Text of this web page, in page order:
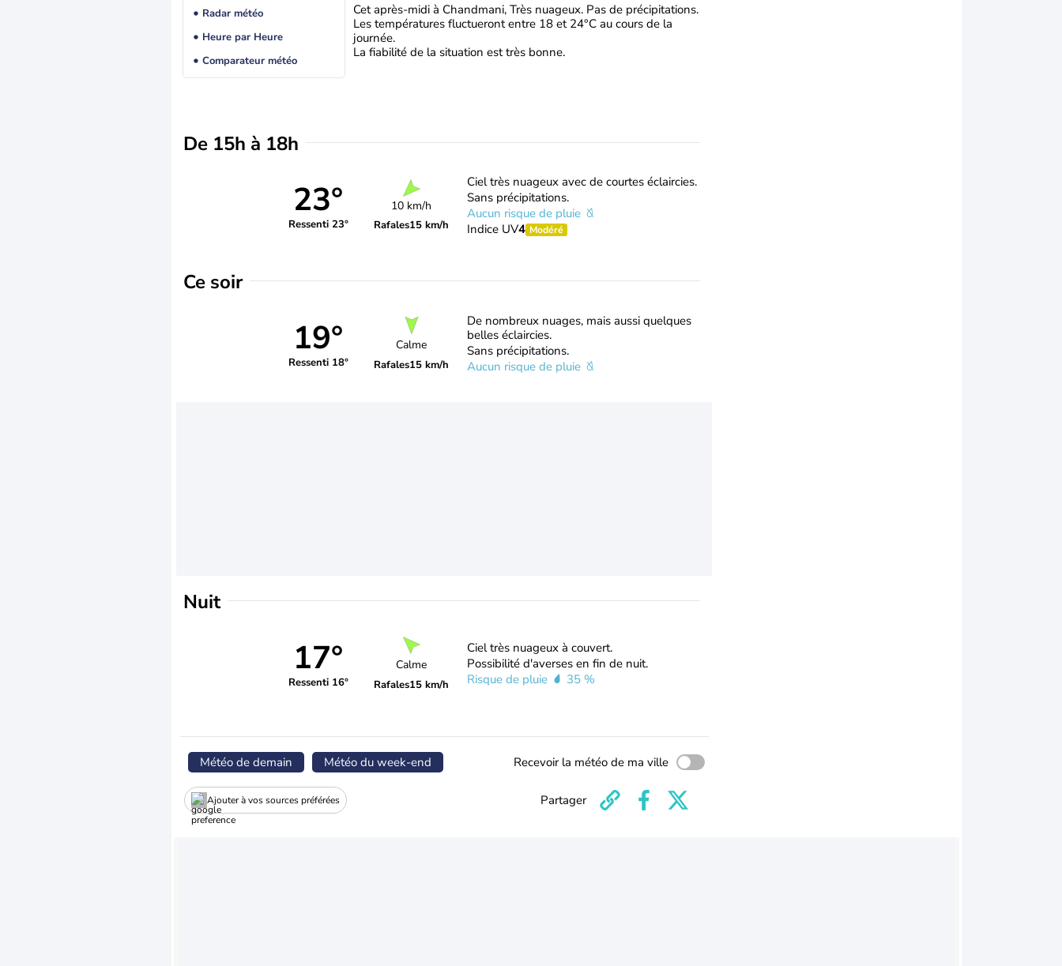
Radar météo
Heure par Heure
Comparateur météo
Cet après-midi à Chandmani, Très nuageux. Pas de précipitations.
Les températures fluctueront entre 18 et 24°C au cours de la
journée.
La fiabilité de la situation est très bonne.
De 15h à 18h
23°
Ressenti 23°
10 km/h
Rafales15 km/h
Ciel très nuageux avec de courtes éclaircies.
Sans précipitations.
Aucun risque de pluie
Indice UV4 Modéré
Ce soir
19°
Ressenti 18°
Calme
Rafales15 km/h
De nombreux nuages, mais aussi quelques
belles éclaircies.
Sans précipitations.
Aucun risque de pluie
Nuit
17°
Ressenti 16°
Calme
Rafales15 km/h
Ciel très nuageux à couvert.
Possibilité d'averses en fin de nuit.
Risque de pluie
35 %
Météo de demain Météo du week-end Recevoir la météo de ma ville
Ajouter à vos sources préférées Partager